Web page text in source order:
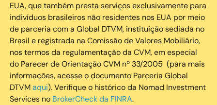
EUA, que também presta serviços exclusivamente para
indivíduos brasileiros não residentes nos EUA por meio
de parceria com a Global DTVM, instituição sediada no
Brasil e registrada na Comissão de Valores Mobiliário,
nos termos da regulamentação da CVM, em especial
do Parecer de Orientação CVM nº 33/2005 (para mais
informações, acesse o documento Parceria Global
DTVMaqui). Verifique o histórico da Nomad Investment
Services no BrokerCheck da FINRA.